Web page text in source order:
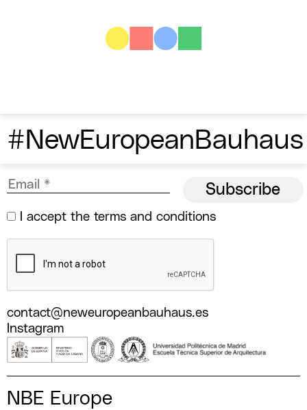
#NewEuropeanBauhaus
I accept the terms and conditions
contact@neweuropeanbauhaus.es
Instagram
NBE Europe